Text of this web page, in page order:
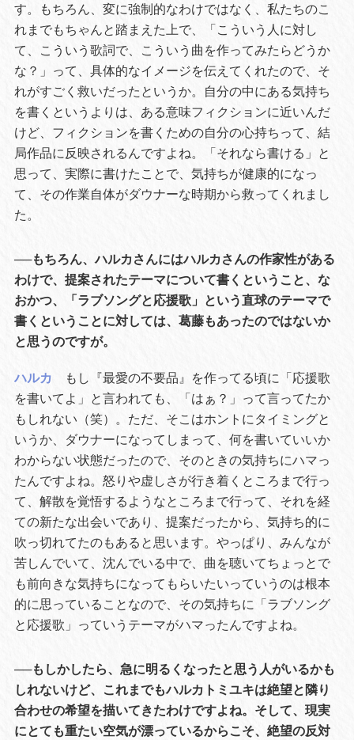
す。もちろん、変に強制的なわけではなく、私たちのこ
れまでもちゃんと踏まえた上で、「こういう人に対し
て、こういう歌詞で、こういう曲を作ってみたらどうか
な？」って、具体的なイメージを伝えてくれたので、そ
れがすごく救いだったというか。自分の中にある気持ち
を書くというよりは、ある意味フィクションに近いんだ
けど、フィクションを書くための自分の心持ちって、結
局作品に反映されるんですよね。「それなら書ける」と
思って、実際に書けたことで、気持ちが健康的になっ
て、その作業自体がダウナーな時期から救ってくれまし
た。
──もちろん、ハルカさんにはハルカさんの作家性がある
わけで、提案されたテーマについて書くということ、な
おかつ、「ラブソングと応援歌」という直球のテーマで
書くということに対しては、葛藤もあったのではないか
と思うのですが。
ハルカ
もし『最愛の不要品』を作ってる頃に「応援歌
を書いてよ」と言われても、「はぁ？」って言ってたか
もしれない（笑）。ただ、そこはホントにタイミングと
いうか、ダウナーになってしまって、何を書いていいか
わからない状態だったので、そのときの気持ちにハマっ
たんですよね。怒りや虚しさが行き着くところまで行っ
て、解散を覚悟するようなところまで行って、それを経
ての新たな出会いであり、提案だったから、気持ち的に
吹っ切れてたのもあると思います。やっぱり、みんなが
苦しんでいて、沈んでいる中で、曲を聴いてちょっとで
も前向きな気持ちになってもらいたいっていうのは根本
的に思っていることなので、その気持ちに「ラブソング
と応援歌」っていうテーマがハマったんですよね。
──もしかしたら、急に明るくなったと思う人がいるかも
しれないけど、これまでもハルカトミユキは絶望と隣り
合わせの希望を描いてきたわけですよね。そして、現実
にとても重たい空気が漂っているからこそ、絶望の反対